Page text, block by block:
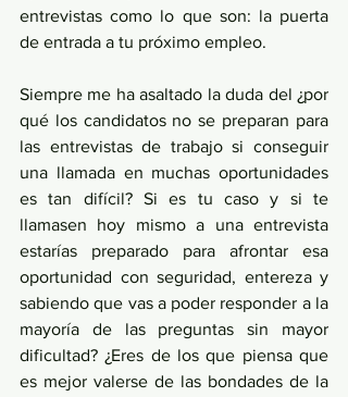
entrevistas como lo que son: la puerta
de entrada a tu próximo empleo.
Siempre me ha asaltado la duda del ¿por
qué los candidatos no se preparan para
las entrevistas de trabajo si conseguir
una llamada en muchas oportunidades
es tan difícil? Si es tu caso y si te
llamasen hoy mismo a una entrevista
estarías preparado para afrontar esa
oportunidad con seguridad, entereza y
sabiendo que vas a poder responder a la
mayoría de las preguntas sin mayor
dificultad? ¿Eres de los que piensa que
es mejor valerse de las bondades de la